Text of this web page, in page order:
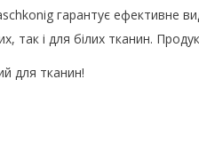
гарантує ефективне
так і для білих тканин.
для тканин!